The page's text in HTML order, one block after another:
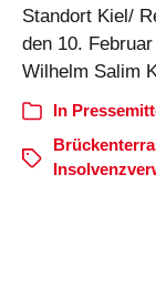
Standort Kiel/
den 10.
Wilhelm Salim
In